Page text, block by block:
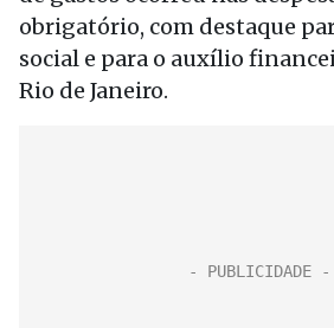
obrigatório, com destaque
social e para o auxílio
Rio de Janeiro.